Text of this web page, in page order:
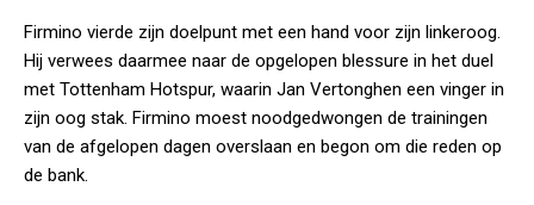
Firmino vierde zijn doelpunt met een hand voor zijn linkeroog.
Hij verwees daarmee naar de opgelopen blessure in het duel
met Tottenham Hotspur, waarin Jan Vertonghen een vinger in
zijn oog stak. Firmino moest noodgedwongen de trainingen
van de afgelopen dagen overslaan en begon om die reden op
de bank.